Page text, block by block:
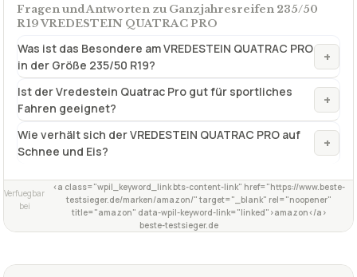
Fragen und Antworten zu Ganzjahresreifen 235/50
R19 VREDESTEIN QUATRAC PRO
Was ist das Besondere am VREDESTEIN QUATRAC PRO
in der Größe 235/50 R19?
+
Ist der Vredestein Quatrac Pro gut für sportliches
Fahren geeignet?
+
Wie verhält sich der VREDESTEIN QUATRAC PRO auf
Schnee und Eis?
+
Verfuegbar
bei
<a class="wpil_keyword_link bts-content-link" href="https://www.beste-
testsieger.de/marken/amazon/" target="_blank" rel="noopener"
title="amazon" data-wpil-keyword-link="linked">amazon</a>
beste-testsieger.de